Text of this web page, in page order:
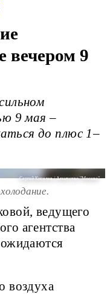
вечером 9
9 мая –
до плюс 1–
Сергей Киселев / Агентство "Москва"
ведущего
агентства
воздуха